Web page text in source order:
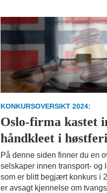
KONKURSOVERSIKT 2024:
Oslo-firma kastet
håndkleet i
På denne siden finner du en
selskaper innen transport- og
som er blitt begjært konkurs i
er avsagt kjennelse om